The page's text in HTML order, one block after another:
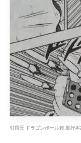
引用元 ドラゴンボール超 単行本